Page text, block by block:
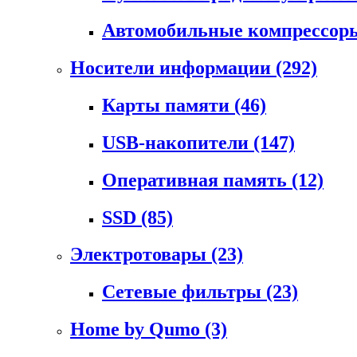
Автомобильные
Носители информации (292)
Карты памяти (46)
USB-накопители (147)
Оперативная память (12)
SSD (85)
Электротовары (23)
Сетевые фильтры (23)
Home by Qumo (3)